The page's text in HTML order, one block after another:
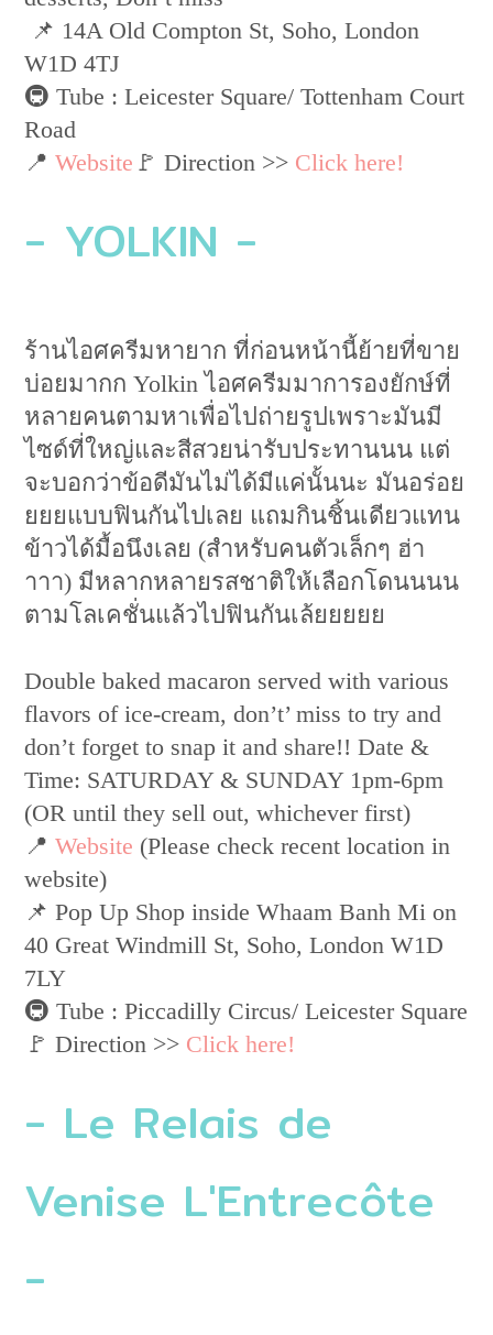
📌 14A Old Compton St, Soho, London
W1D 4TJ
🚇 Tube : Leicester Square/ Tottenham Court
Road
📍 Website 🚩 Direction >> Click here!
- YOLKIN -
ร้านไอศครีมหายาก ที่ก่อนหน้านี้ย้ายที่ขาย
บ่อยมากก Yolkin ไอศครีมมาการองยักษ์ที่
หลายคนตามหาเพื่อไปถ่ายรูปเพราะมันมี
ไซด์ที่ใหญ่และสีสวยน่ารับประทานนน แต่
จะบอกว่าข้อดีมันไม่ได้มีแค่นั้นนะ มันอร่อย
ยยยแบบฟินกันไปเลย แถมกินชิ้นเดียวแทน
ข้าวได้มื้อนึงเลย (สำหรับคนตัวเล็กๆ ฮ่า
าาา) มีหลากหลายรสชาติให้เลือกโดนนนน
ตามโลเคชั่นแล้วไปฟินกันเล้ยยยยย
Double baked macaron served with various
flavors of ice-cream, don’t’ miss to try and
don’t forget to snap it and share!! Date &
Time: SATURDAY & SUNDAY 1pm-6pm
(OR until they sell out, whichever first)
📍Website (Please check recent location in
website)
📌 Pop Up Shop inside Whaam Banh Mi on
40 Great Windmill St, Soho, London W1D
7LY
🚇 Tube : Piccadilly Circus/ Leicester Square
🚩 Direction >> Click here!
- Le Relais de
Venise L'Entrecôte
-